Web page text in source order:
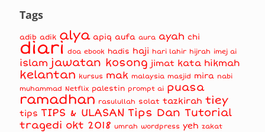
Tags
adib adik alya apiq aufa aura ayah chi
diari doa ebook hadis haji hari lahir hijrah imej ai
islam jawatan kosong jimat kata hikmah
kelantan kursus mak malaysia masjid mira nabi
muhammad Netflix palestin prompt ai puasa
ramadhan rasulullah solat tazkirah tiey
tips TIPS & ULASAN Tips Dan Tutorial
tragedi okt 2018 umrah wordpress yeh zakat